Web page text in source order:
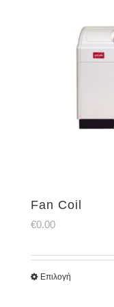
Fan Coil
€0.00
Επιλογή